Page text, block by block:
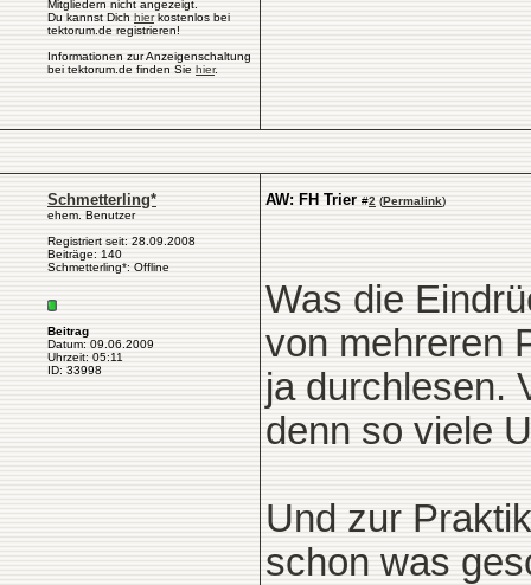
Mitgliedern nicht angezeigt.
Du kannst Dich hierkostenlos bei
tektorum.de registrieren!
Informationen zur Anzeigenschaltung
bei tektorum.de finden Sie hier.
Schmetterling*
ehem. Benutzer
Registriert seit: 28.09.2008
Beiträge: 140
Schmetterling*: Offline
Beitrag
Datum: 09.06.2009
Uhrzeit: 05:11
ID: 33998
AW: FH Trier #2 (Permalink)
Was die
von mehreren
ja durchlesen.
denn so viele
Und zur
schon was